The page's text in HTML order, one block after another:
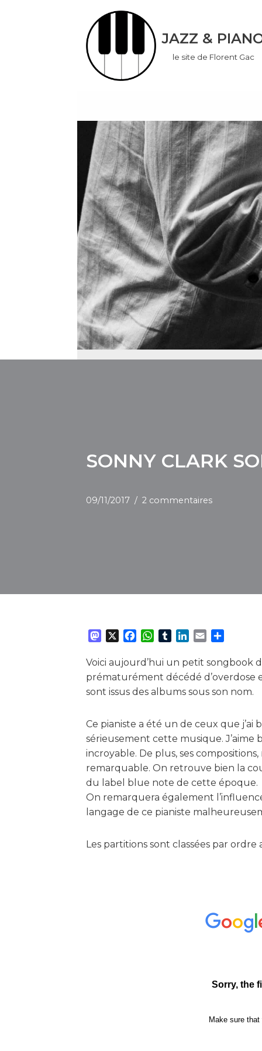
JAZZ &
le site de Florent Gac
SONNY CLARK
09/11/2017 2 commentaires
M
s
t
o
n
X
c
e
b
k
W
a
t
s
p
m
b
l
n
k
e
n
a
i
l
r
t
a
r
Voici aujourd’hui un petit songbook
prématurément décédé d’overdose
sont issus des albums sous son nom.
Ce pianiste a été un de ceux que
sérieusement cette musique.
incroyable. De plus, ses
remarquable. On retrouve bien la
du label blue note de cette époque.
On remarquera également
langage de ce pianiste
Les partitions sont classées par